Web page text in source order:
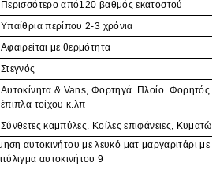
Περισσότερο από120 βαθμός εκατοστού
Υπαίθρια περίπου 2-3 ​​χρόνια
Αφαιρείται με θερμότητα
Στεγνός
Αυτοκίνητα & Vans, Φορτηγά. Πλοίο. Φορητός
έπιπλα τοίχου κ.λπ
Σύνθετες καμπύλες. Κοίλες επιφάνειες,